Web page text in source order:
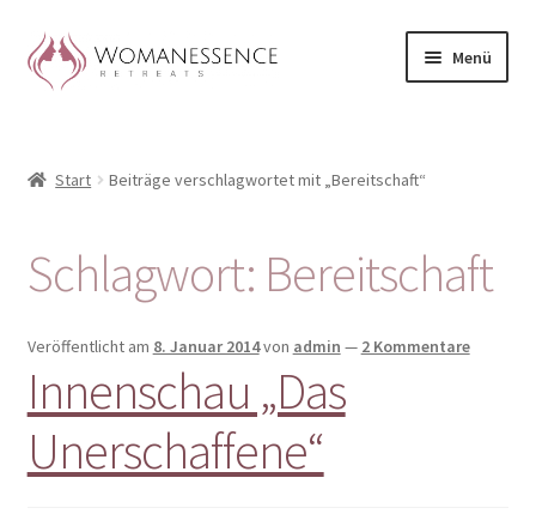
Zur
Navigation
Zum
Inhalt
Menü
Blog
Shop / Retreats im Allgäu
Woman-Circle
Erfahrungen
Start Beiträge verschlagwortet mit „Bereitschaft“
Schlagwort: Bereitschaft
Veröffentlicht am 8. Januar 2014von admin — 2 Kommentare
Innenschau „Das
Unerschaffene“